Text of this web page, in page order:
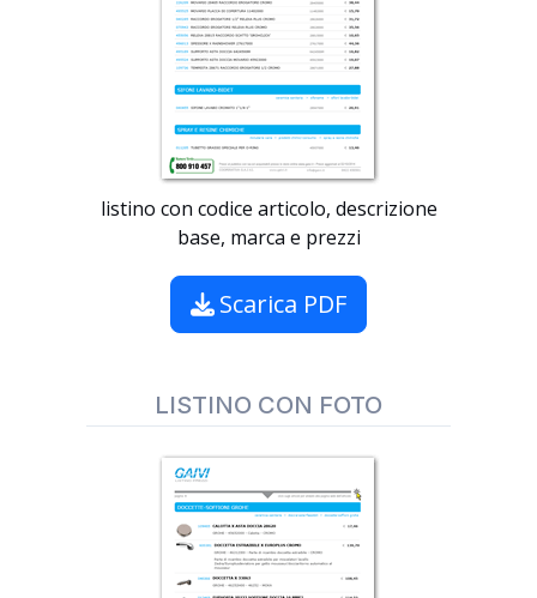
listino con codice articolo, descrizione
base, marca e prezzi
Scarica PDF
LISTINO CON FOTO